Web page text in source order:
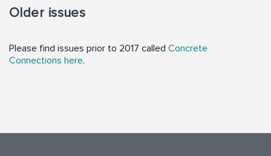
Older issues
Please find issues prior to 2017 called Concrete
Connections here.